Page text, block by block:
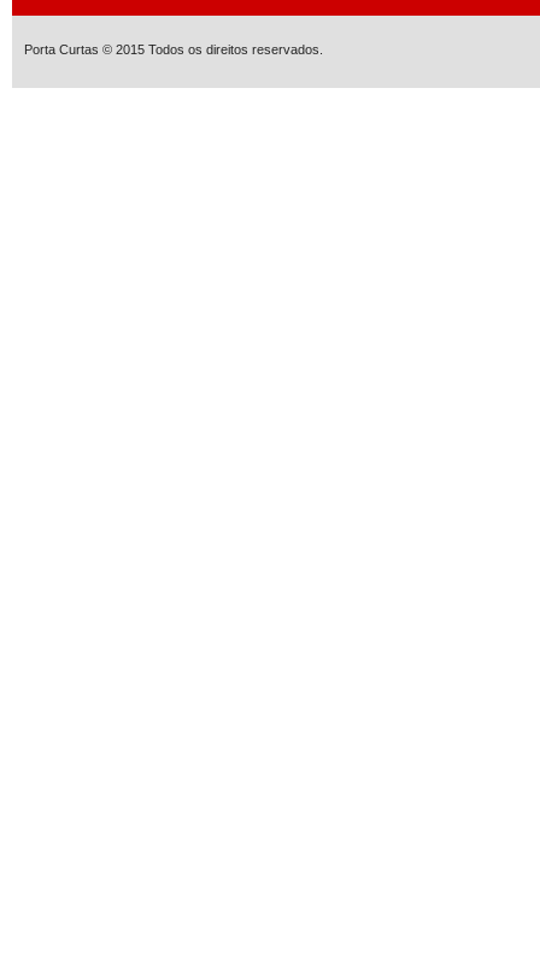
Porta Curtas © 2015 Todos os direitos reservados.